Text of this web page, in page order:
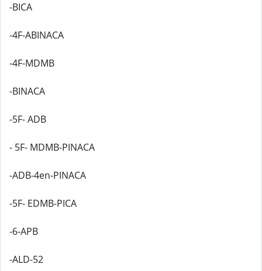
-BICA
-4F-ABINACA
-4F-MDMB
-BINACA
-5F- ADB
- 5F- MDMB-PINACA
-ADB-4en-PINACA
-5F- EDMB-PICA
-6-APB
-ALD-52